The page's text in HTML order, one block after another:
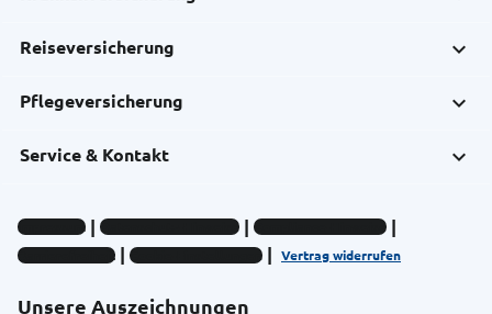
Reiseversicherung
Pflegeversicherung
Service & Kontakt
Unsere Auszeichnungen
Impressum Datenschutz-Hinweise
Compliance-Hinweise
Barrierefreiheit
Cookie-Einstellungen Vertrag widerrufen